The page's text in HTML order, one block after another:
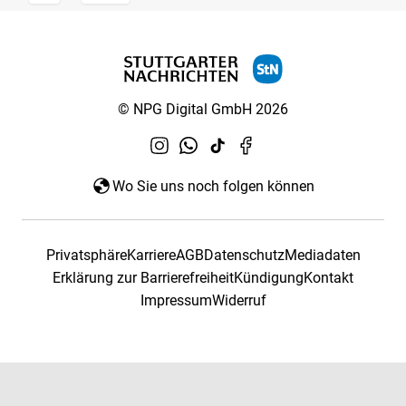
© NPG Digital GmbH 2026
Wo Sie uns noch folgen können
PrivatsphäreKarriereAGBDatenschutzMediadaten
Erklärung zur BarrierefreiheitKündigungKontakt
ImpressumWiderruf